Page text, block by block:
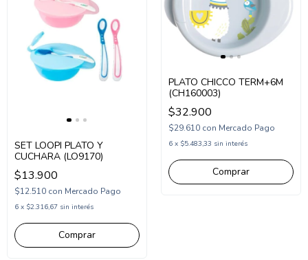
SET LOOPI PLATO Y
CUCHARA (LO9170)
$13.900
$12.510 con Mercado Pago
6 x $2.316,67 sin interés
PLATO CHICCO TERM+6M
(CH160003)
$32.900
$29.610 con Mercado Pago
6 x $5.483,33 sin interés